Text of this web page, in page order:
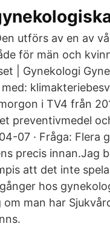
utförs av en av
för män och
| Gynekologi
i TV4 från
preventivmedel
07 · Fråga: Flera
precis innan.Jag
att det inte
hos
man har